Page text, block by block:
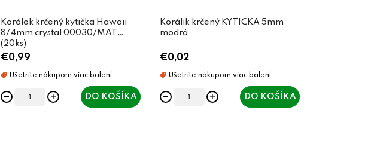
Korálok krčený kytička Hawaii
8/4mm crystal 00030/MAT
(20ks)
€0,99
DO KOŠÍKA
Korálik krčený KYTIČKA 5mm
modrá
€0,02
DO KOŠÍKA